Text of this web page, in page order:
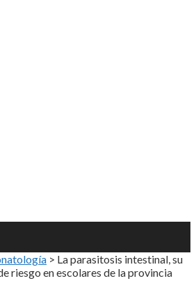
> La parasitosis intestinal, su
riesgo en escolares de la provincia